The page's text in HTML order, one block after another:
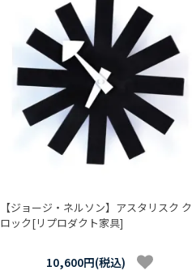
【ジョージ・ネルソン】アスタリスク ク
ロック[リプロダクト家具]
10,600円(税込)